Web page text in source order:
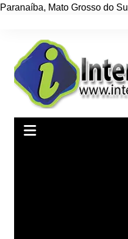
Paranaíba, Mato Grosso do Sul
conteúdo